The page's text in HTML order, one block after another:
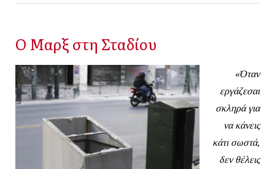
Ο Μαρξ στη Σταδίου
«Όταν
εργάζεσαι
σκληρά για
να κάνεις
κάτι σωστά,
δεν θέλεις